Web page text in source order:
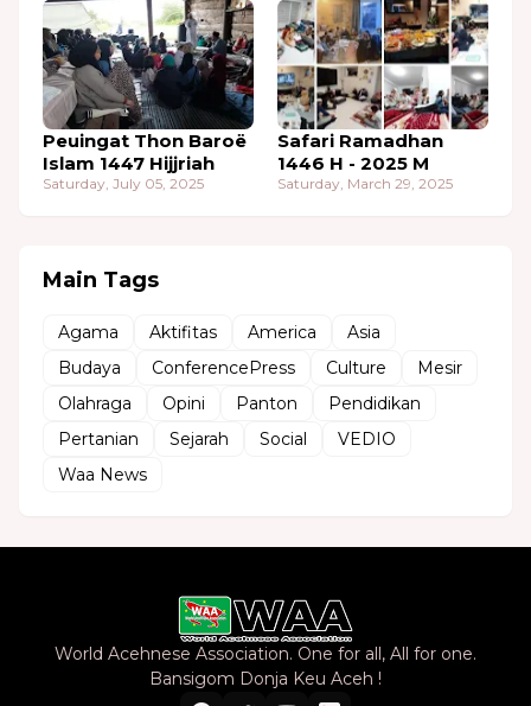
Peuingat Thon Baroë
Islam 1447 Hijjriah
Saturday, July 05, 2025
Safari Ramadhan
1446 H - 2025 M
Saturday, March 29, 2025
Main Tags
Agama Aktifitas America
Asia
Budaya
ConferencePress Culture
Mesir
Olahraga
Opini Panton
Pendidikan
Pertanian
Sejarah Social
VEDIO
Waa News
World Acehnese Association. One for all, All for one.
Bansigom Donja Keu Aceh !